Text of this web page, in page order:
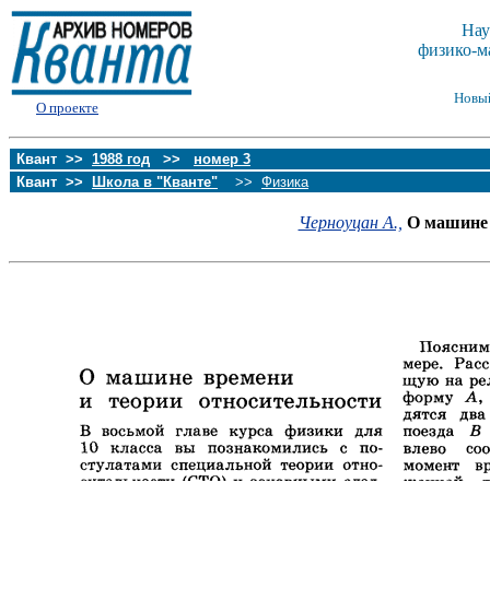
О проекте
физико-
Квант >> 1988 год >> номер 3
Квант >>
Школа в "Кванте" >> Физика
Черноуцан А., О машине